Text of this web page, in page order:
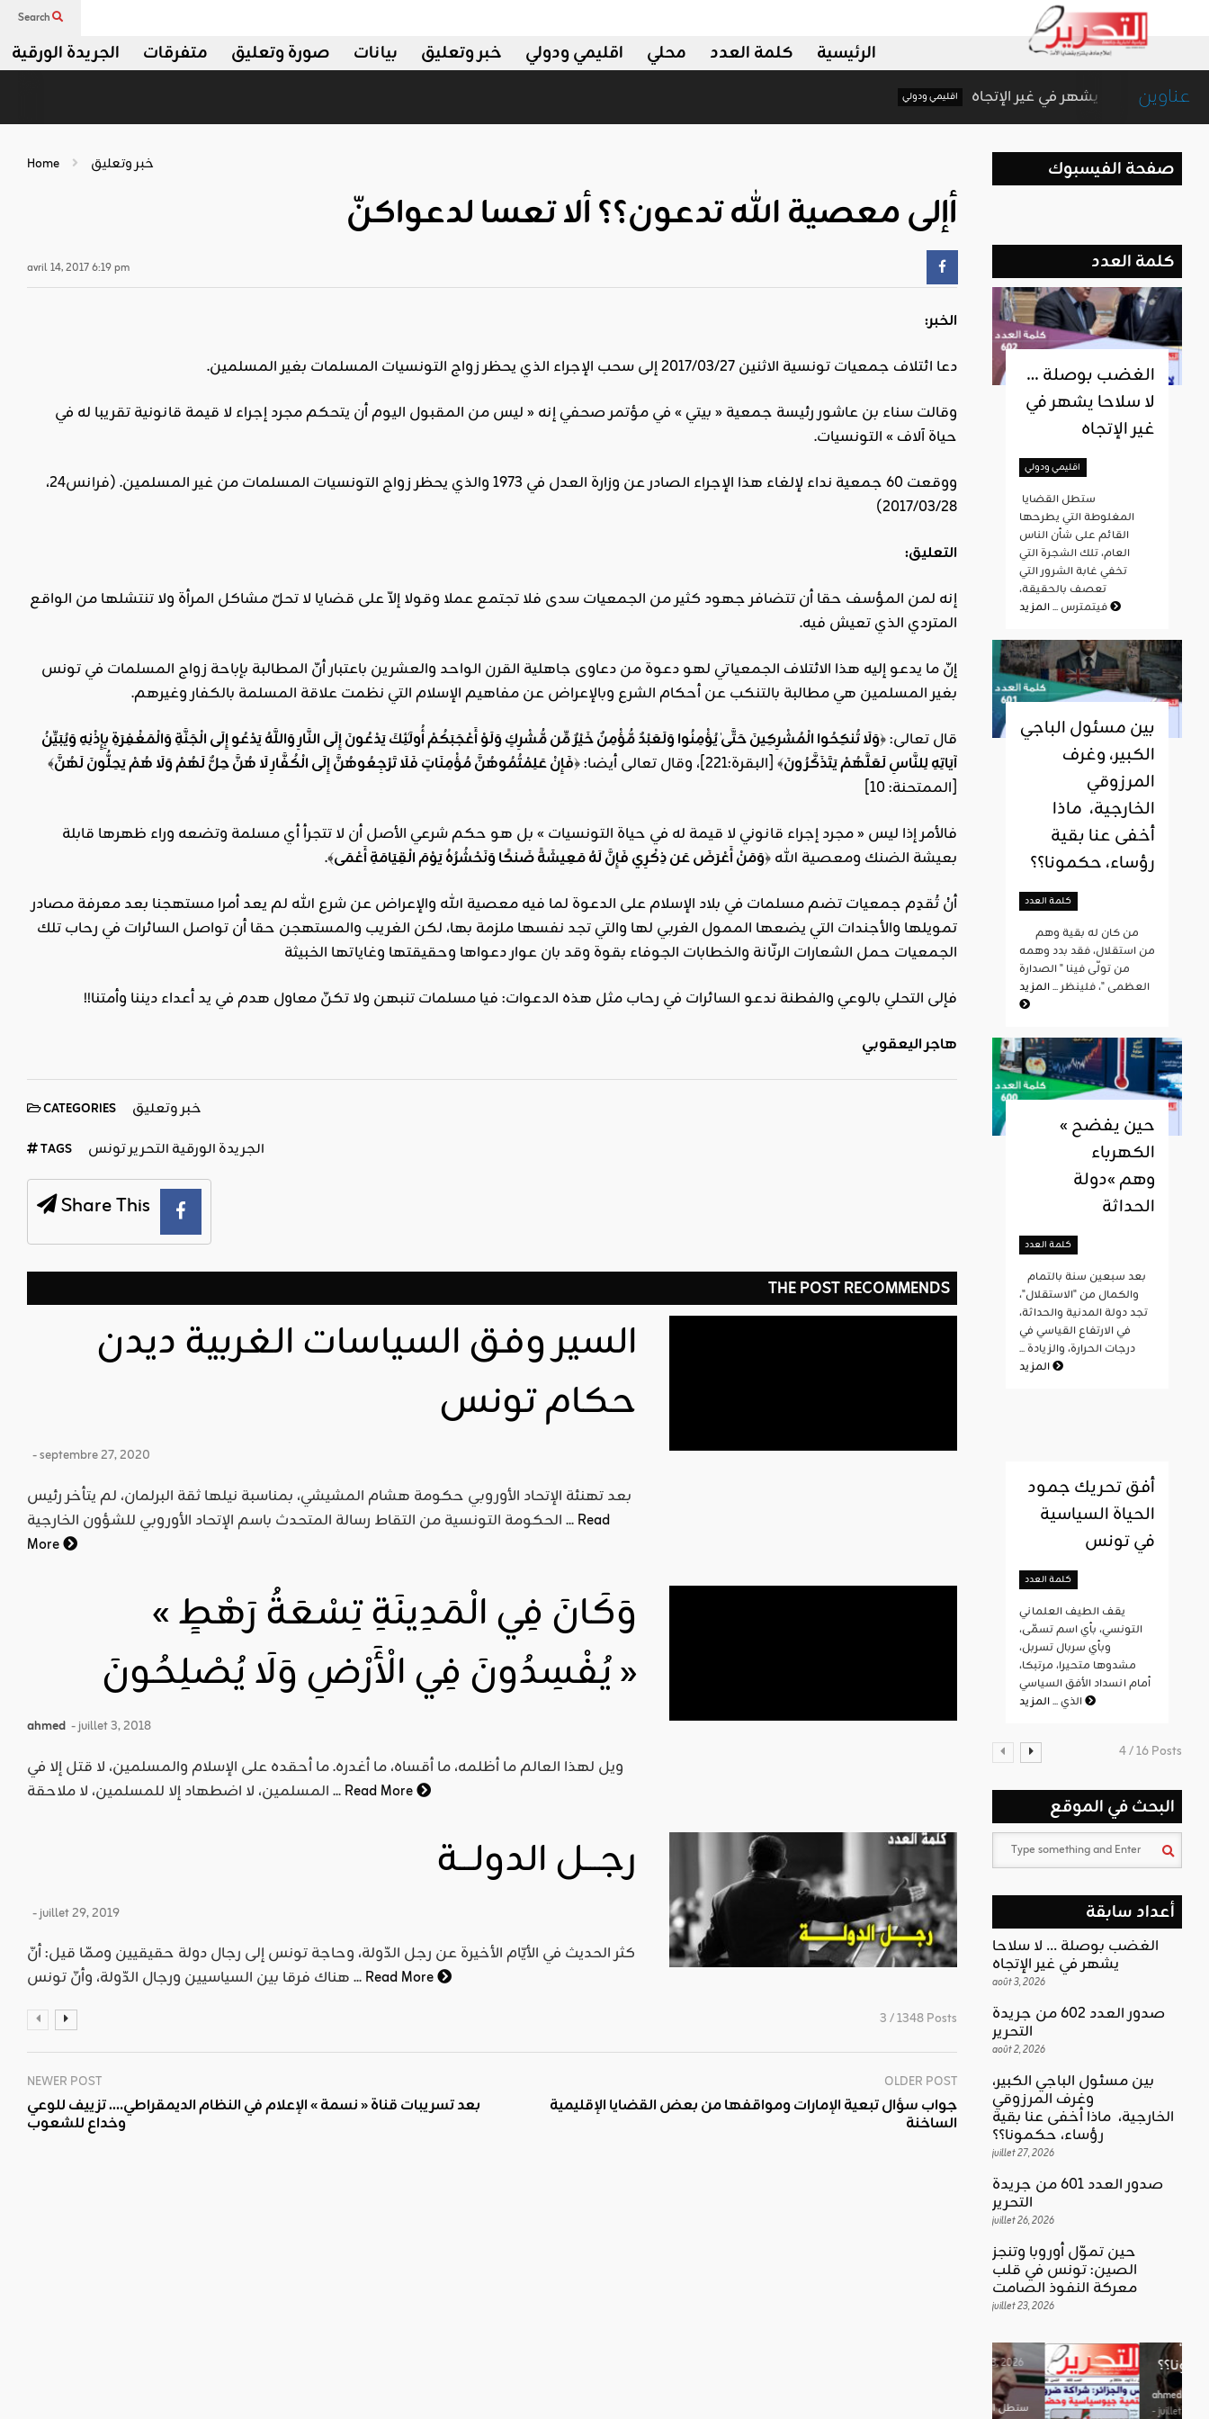
Search
الجريدة الورقية متفرقات صورة وتعليق بيانات خبر وتعليق اقليمي ودولي محلي كلمة العدد الرئيسية
عناوين اقليمي ودولي بوصلة … لا سلاحا يشهر في غير الإتجاه
Home خبر وتعليق
أإلى معصية الله تدعون؟؟ ألا تعسا لدعواكنّ
avril 14, 2017 6:19 pm
الخبر:
دعا ائتلاف جمعيات تونسية الاثنين 2017/03/27 إلى سحب الإجراء الذي يحظر زواج التونسيات المسلمات بغير المسلمين.
وقالت سناء بن عاشور رئيسة جمعية « بيتي » في مؤتمر صحفي إنه « ليس من المقبول اليوم أن يتحكم مجرد إجراء لا قيمة قانونية تقريبا له في
حياة آلاف » التونسيات.
ووقعت 60 جمعية نداء لإلغاء هذا الإجراء الصادر عن وزارة العدل في 1973 والذي يحظر زواج التونسيات المسلمات من غير المسلمين. (
فرانس24
،
2017/03/28)
التعليق:
إنه لمن المؤسف حقا أن تتضافر جهود كثير من الجمعيات سدى فلا تجتمع عملا وقولا إلاّ على قضايا لا تحلّ مشاكل المرأة ولا تنتشلها من الواقع
المتردي الذي تعيش فيه.
إنّ ما يدعو إليه هذا الائتلاف الجمعياتي لهو دعوة من دعاوى جاهلية القرن الواحد والعشرين باعتبار أنّ المطالبة بإباحة زواج المسلمات في تونس
بغير المسلمين هي مطالبة بالتنكب عن أحكام الشرع وبالإعراض عن مفاهيم الإسلام التي نظمت علاقة المسلمة بالكفار وغيرهم.
قال تعالى: ﴿وَلَا تُنكِحُوا الْمُشْرِكِينَ حَتَّىٰ يُؤْمِنُوا وَلَعَبْدٌ مُّؤْمِنٌ خَيْرٌ مِّن مُّشْرِكٍ وَلَوْ أَعْجَبَكُمْ أُولَٰئِكَ يَدْعُونَ إِلَى النَّارِ وَاللَّهُ يَدْعُو إِلَى الْجَنَّةِ وَالْمَغْفِرَةِ بِإِذْنِهِ وَيُبَيِّنُ
آيَاتِهِ لِلنَّاسِ لَعَلَّهُمْ يَتَذَكَّرُونَ﴾ [البقرة:221]، وقال تعالى أيضا: ﴿ فَإِنْ عَلِمْتُمُوهُنَّ مُؤْمِنَاتٍ فَلَا تَرْجِعُوهُنَّ إِلَى الْكُفَّارِ لَا هُنَّ حِلٌّ لَهُمْ وَلَا هُمْ يَحِلُّونَ لَهُنَّ﴾
[الممتحنة: 10]
فالأمر إذا ليس « مجرد إجراء قانوني لا قيمة له في حياة التونسيات » بل هو حكم شرعي الأصل أن لا تتجرأ أي مسلمة وتضعه وراء ظهرها قابلة
بعيشة الضنك ومعصية الله ﴿وَمَنْ أَعْرَضَ عَن ذِكْرِي فَإِنَّ لَهُ مَعِيشَةً ضَنكًا وَنَحْشُرُهُ يَوْمَ الْقِيَامَةِ أَعْمَى﴾.
أنْ تُقدِم جمعيات تضم مسلمات في بلاد الإسلام على الدعوة لما فيه معصية الله والإعراض عن شرع الله لم يعد أمرا مستهجنا بعد معرفة مصادر
تمويلها والأجندات التي يضعها الممول الغربي لها والتي تجد نفسها ملزمة بها، لكن الغريب والمستهجن حقا أن تواصل السائرات في رحاب تلك
الجمعيات حمل الشعارات الرنّانة والخطابات الجوفاء بقوة وقد بان عوار دعواها وحقيقتها وغاياتها الخبيثة
فإلى التحلي بالوعي والفطنة ندعو السائرات في رحاب مثل هذه الدعوات: فيا مسلمات تنبهن ولا تكنّ معاول هدم في يد أعداء ديننا وأمتنا!!
هاجر اليعقوبي
CATEGORIES خبر وتعليق
TAGS الجريدة الورقية التحرير تونس
Share This
THE POST RECOMMENDS
السير وفق السياسات الغربية ديدن
حكام تونس
- septembre 27, 2020
بعد تهنئة الإتحاد الأوروبي حكومة هشام المشيشي، بمناسبة نيلها ثقة البرلمان، لم يتأخر رئيس
الحكومة التونسية من التقاط رسالة المتحدث باسم الإتحاد الأوروبي للشؤون الخارجية ...Read
More
« وَكَانَ فِي الْمَدِينَةِ تِسْعَةُ رَهْطٍ
يُفْسِدُونَ فِي الْأَرْضِ وَلَا يُصْلِحُونَ »
ahmed - juillet 3, 2018
ويل لهذا العالم ما أظلمه، ما أقساه، ما أغدره. ما أحقده على الإسلام والمسلمين، لا قتل إلا في
المسلمين، لا اضطهاد إلا للمسلمين، لا ملاحقة ...Read More
رجـــل الدولـــة
- juillet 29, 2019
كثر الحديث في الأيّام الأخيرة عن رجل الدّولة، وحاجة تونس إلى رجال دولة حقيقيين وممّا قيل: أنّ
هناك فرقا بين السياسيين ورجال الدّولة، وأنّ تونس ...Read More
3 / 1348 Posts
NEWER POST
بعد تسريبات قناة « نسمة » الإعلام في النظام الديمقراطي…. تزييف للوعي
وخداع للشعوب
OLDER POST
الساخنة
صفحة الفيسبوك
كلمة العدد
الغضب بوصلة …
لا سلاحا يشهر في
غير الإتجاه
اقليمي ودولي
المغلوطة التي يطرحها
القائم على شأن الناس
العام، تلك الشجرة التي
تخفي غابة الشرور التي
تعصف بالحقيقة،
فيتمترس ...المزيد
بين مسئول الباجي
الكبير، وغرف
المرزوقي
الخارجية، ماذا
أخفى عنا بقية
رؤساء، حكمونا؟؟
كلمة العدد
من استقلال، فقد بدد وهمه
من تولّى فينا " الصدارة
العظمى "، فلينظر ...المزيد
« حين يفضح
الكهرباء
وهم »دولة
الحداثة
كلمة العدد
والكمال من "الاستقلال"،
تجد دولة المدنية والحداثة،
في الارتفاع القياسي في
درجات الحرارة، والزيادة ...
المزيد
أفق تحريك جمود
الحياة السياسية
في تونس
كلمة العدد
يقف الطيف العلماني
التونسي، بأي اسم تسمّى،
وبأي سربال تسربل،
مشدوها متحيرا، مرتبكا،
أمام انسداد الأفق السياسي
الذي ...المزيد
4 / 16 Posts
البحث في الموقع
أعداد سابقة
الغضب بوصلة … لا سلاحا
يشهر في غير الإتجاه
août 3, 2026
صدور العدد 602 من جريدة
التحرير
août 2, 2026
بين مسئول الباجي الكبير،
وغرف المرزوقي
الخارجية، ماذا أخفى عنا بقية
رؤساء، حكمونا؟؟
juillet 27, 2026
صدور العدد 601 من جريدة
التحرير
juillet 26, 2026
حين تموّل أوروبا وتنجز
الصين: تونس في قلب
معركة النفوذ الصامت
juillet 23, 2026
بين
الباجي
المرزوقي
الخارجية،
ماذا أخفى
رؤساء،
حكمونا؟؟
ahmed
- juillet 27,